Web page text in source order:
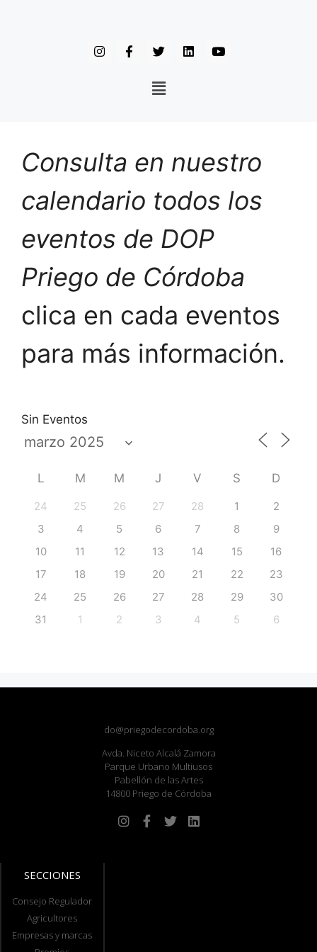
Consulta en nuestro
calendario todos los
eventos de DOP
Priego de Córdoba
clica en cada eventos
para más información.
Sin Eventos
L M M J V S D
24 25 26 27 28 1
2
3
4 5 6 7 8
9
10
11 12 13 14 15
16
17
18 19 20 21 22
23
24
25 26 27 28 29
30
31
1 2 3 4 5 6
do@priegodecordoba.org
Avda. Niceto Alcalá Zamora
Parque Urbano Multiusos
Pabellón de las Artes
14800 Priego de Córdoba
SECCIONES
Consejo Regulador
Agricultores
Empresas y marcas